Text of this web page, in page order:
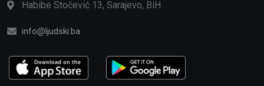
Habibe Stočević 13, Sarajevo, BiH
info@ljudski.ba